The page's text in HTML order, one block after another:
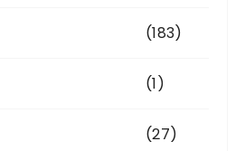
(183)
(1)
(27)